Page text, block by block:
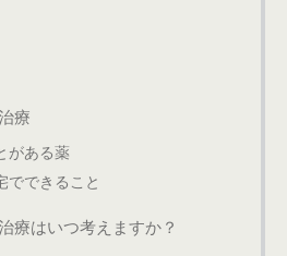
療
がある薬
でできること
療はいつ考えますか？